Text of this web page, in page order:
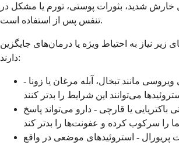
شدید، بثورات پوستی، تورم یا مشکل در
تنفس پس از استفاده است.
نیاز به احتیاط ویژه یا درمان‌های جایگزین
دارند:
مانند تبخال، آبله مرغان یا زونا -
می‌توانند این شرایط را بدتر کنند
یا قارچی - دارو می‌تواند پاسخ
را سرکوب کرده و عفونت‌ها را بدتر کند
پریورال - استروئیدهای موضعی در واقع